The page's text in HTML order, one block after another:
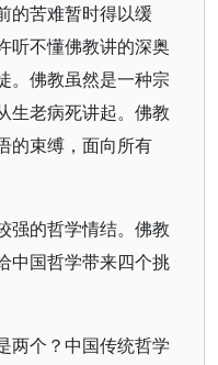
的苦难暂时得以缓
听不懂佛教讲的深奥
。佛教虽然是一种宗
生老病死讲起。佛教
的束缚，面向所有
强的哲学情结。佛教
中国哲学带来四个挑
两个？中国传统哲学